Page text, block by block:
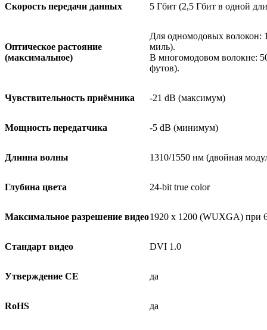
Скорость передачи данных 5 Гбит (2,5 Гбит в одной
Оптическое растояние
(максимальное)
Для одномодовых волокон:
миль).
В многомодовом волокне:
футов).
Чувствительность приёмника -21 dB (максимум)
Мощность передатчика -5 dB (минимум)
Длинна волны 1310/1550 нм (двойная
Глубина цвета 24-bit true color
Максимальное разрешение видео1920 x 1200 (WUXGA) при
Стандарт видео DVI 1.0
Утверждение CE да
RoHS да